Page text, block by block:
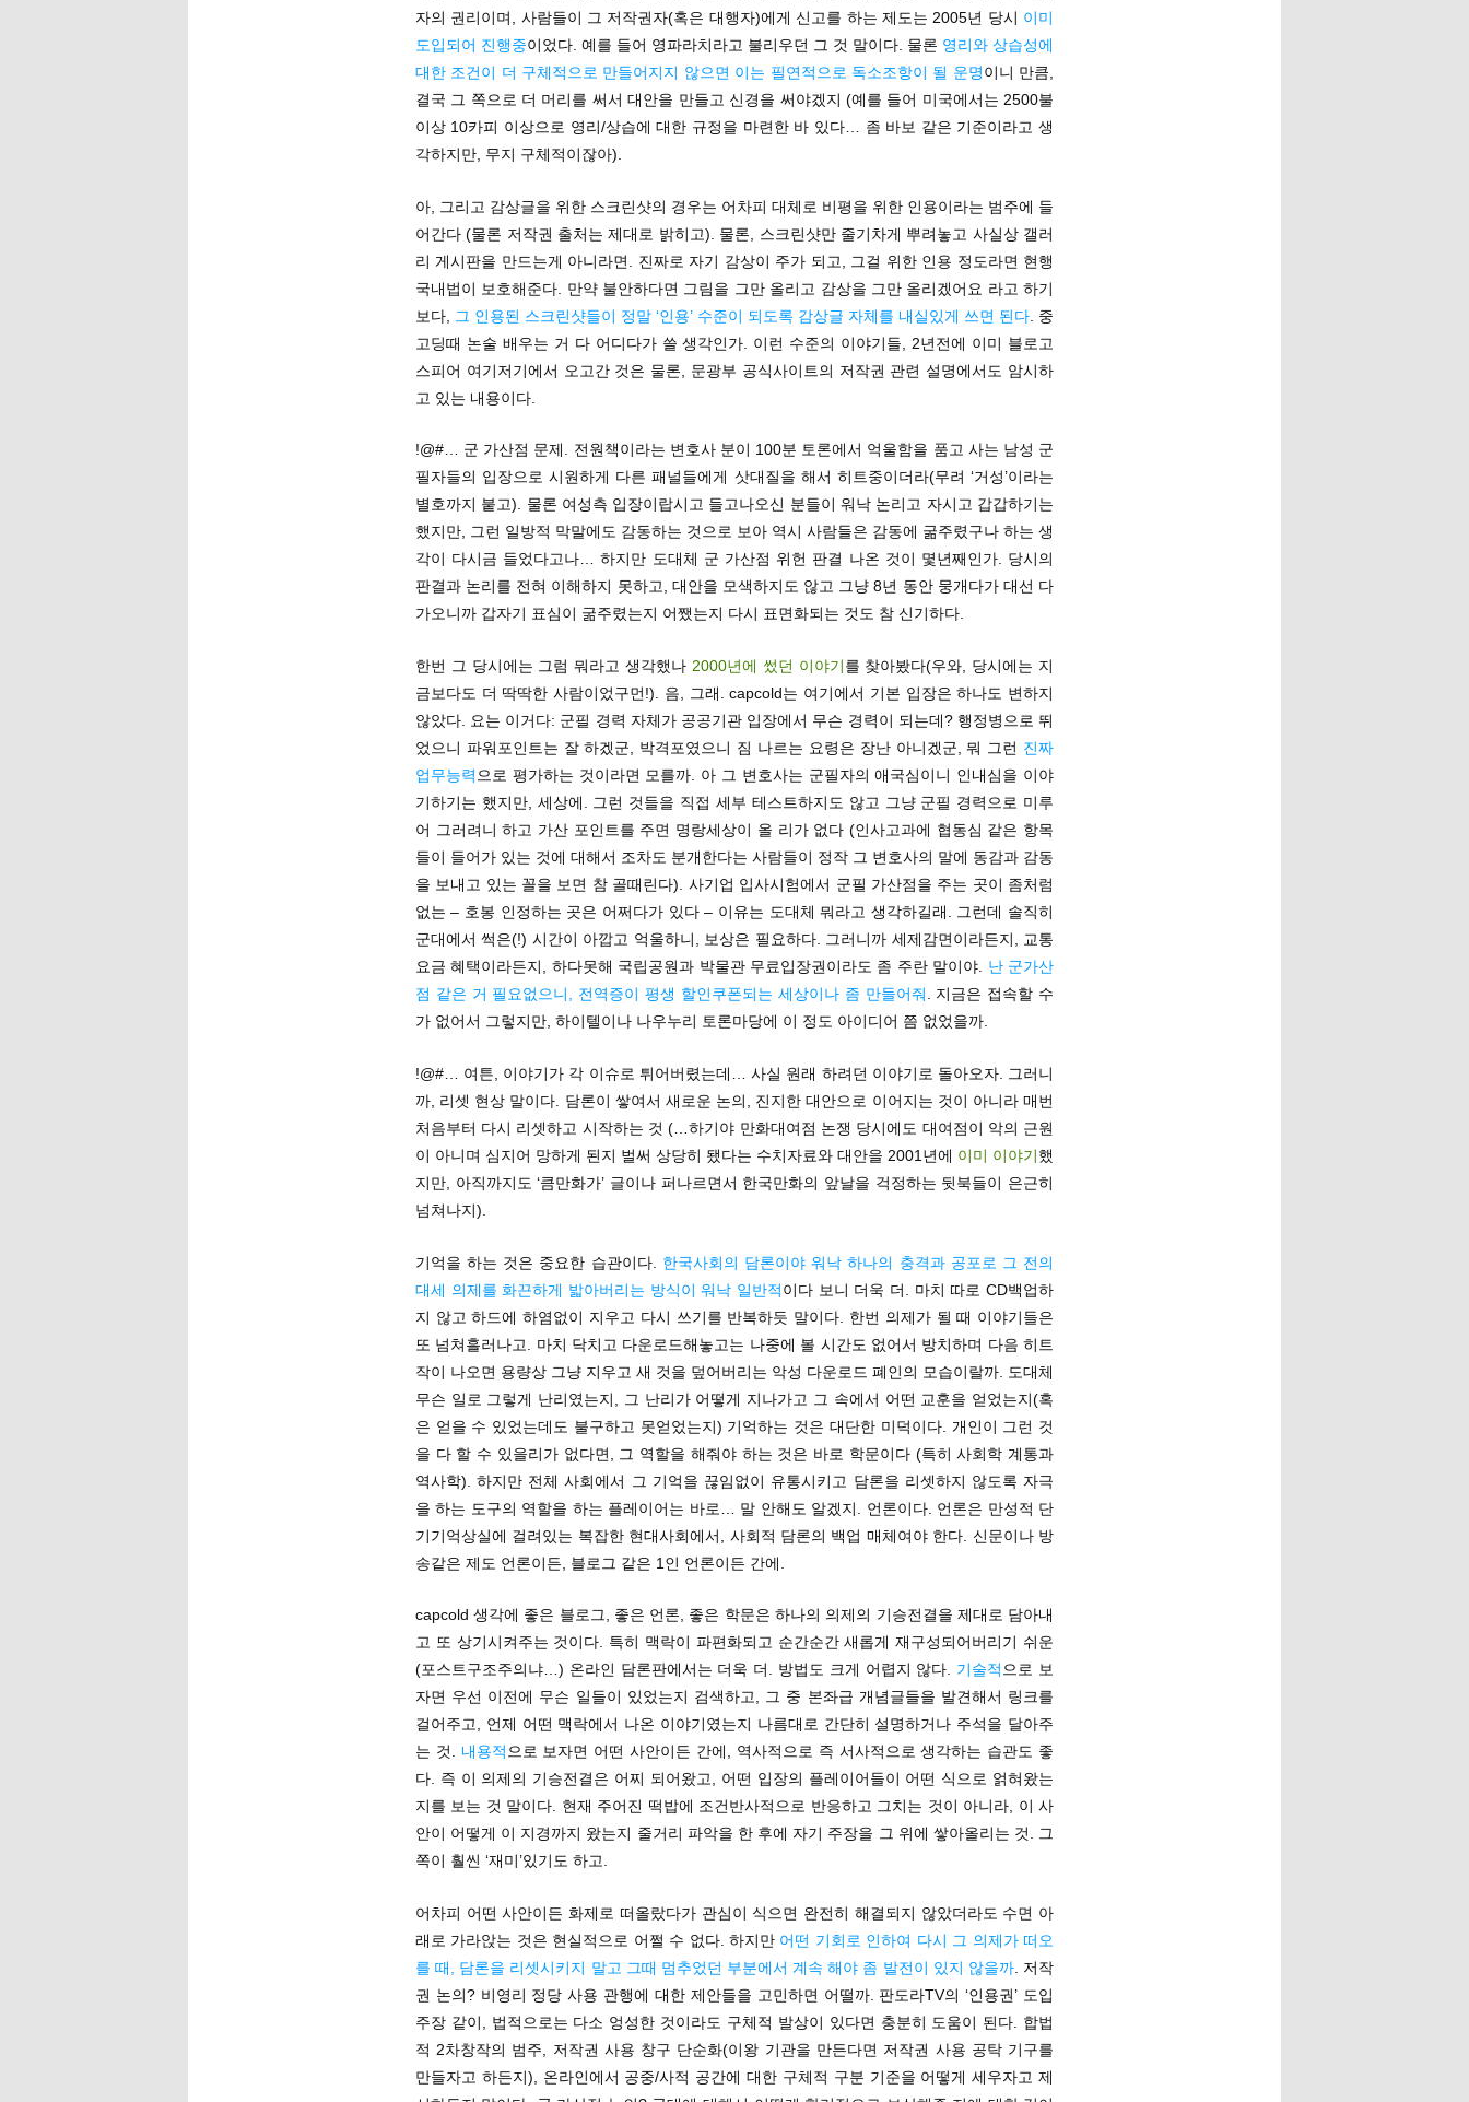
자의 권리이며, 사람들이 그 저작권자(혹은 대행자)에게 신고를 하는 제도는 2005년 당시 이미
도입되어 진행중이었다. 예를 들어 영파라치라고 불리우던 그 것 말이다. 물론 영리와 상습성에
대한 조건이 더 구체적으로 만들어지지 않으면 이는 필연적으로 독소조항이 될 운명이니 만큼,
결국 그 쪽으로 더 머리를 써서 대안을 만들고 신경을 써야겠지 (예를 들어 미국에서는 2500불
이상 10카피 이상으로 영리/상습에 대한 규정을 마련한 바 있다… 좀 바보 같은 기준이라고 생
각하지만, 무지 구체적이잖아).
아, 그리고 감상글을 위한 스크린샷의 경우는 어차피 대체로 비평을 위한 인용이라는 범주에 들
어간다 (물론 저작권 출처는 제대로 밝히고). 물론, 스크린샷만 줄기차게 뿌려놓고 사실상 갤러
리 게시판을 만드는게 아니라면. 진짜로 자기 감상이 주가 되고, 그걸 위한 인용 정도라면 현행
국내법이 보호해준다. 만약 불안하다면 그림을 그만 올리고 감상을 그만 올리겠어요 라고 하기
보다,
그 인용된 스크린샷들이 정말 ‘인용’ 수준이 되도록 감상글 자체를 내실있게 쓰면 된다 . 중
고딩때 논술 배우는 거 다 어디다가 쓸 생각인가. 이런 수준의 이야기들, 2년전에 이미 블로고
스피어 여기저기에서 오고간 것은 물론, 문광부 공식사이트의 저작권 관련 설명에서도 암시하
고 있는 내용이다.
!@#… 군 가산점 문제. 전원책이라는 변호사 분이 100분 토론에서 억울함을 품고 사는 남성 군
필자들의 입장으로 시원하게 다른 패널들에게 삿대질을 해서 히트중이더라(무려 ‘거성’이라는
별호까지 붙고). 물론 여성측 입장이랍시고 들고나오신 분들이 워낙 논리고 자시고 갑갑하기는
했지만, 그런 일방적 막말에도 감동하는 것으로 보아 역시 사람들은 감동에 굶주렸구나 하는 생
각이 다시금 들었다고나… 하지만 도대체 군 가산점 위헌 판결 나온 것이 몇년째인가. 당시의
판결과 논리를 전혀 이해하지 못하고, 대안을 모색하지도 않고 그냥 8년 동안 뭉개다가 대선 다
가오니까 갑자기 표심이 굶주렸는지 어쨌는지 다시 표면화되는 것도 참 신기하다.
한번 그 당시에는 그럼 뭐라고 생각했나 2000년에 썼던 이야기를 찾아봤다(우와, 당시에는 지
금보다도 더 딱딱한 사람이었구먼!). 음, 그래. capcold는 여기에서 기본 입장은 하나도 변하지
않았다. 요는 이거다: 군필 경력 자체가 공공기관 입장에서 무슨 경력이 되는데? 행정병으로 뛰
었으니 파워포인트는 잘 하겠군, 박격포였으니 짐 나르는 요령은 장난 아니겠군, 뭐 그런 진짜
업무능력 으로 평가하는 것이라면 모를까. 아 그 변호사는 군필자의 애국심이니 인내심을 이야
기하기는 했지만, 세상에. 그런 것들을 직접 세부 테스트하지도 않고 그냥 군필 경력으로 미루
어 그러려니 하고 가산 포인트를 주면 명랑세상이 올 리가 없다 (인사고과에 협동심 같은 항목
들이 들어가 있는 것에 대해서 조차도 분개한다는 사람들이 정작 그 변호사의 말에 동감과 감동
을 보내고 있는 꼴을 보면 참 골때린다). 사기업 입사시험에서 군필 가산점을 주는 곳이 좀처럼
없는 – 호봉 인정하는 곳은 어쩌다가 있다 – 이유는 도대체 뭐라고 생각하길래. 그런데 솔직히
군대에서 썩은(!) 시간이 아깝고 억울하니, 보상은 필요하다. 그러니까 세제감면이라든지, 교통
요금 혜택이라든지, 하다못해 국립공원과 박물관 무료입장권이라도 좀 주란 말이야. 난 군가산
점 같은 거 필요없으니, 전역증이 평생 할인쿠폰되는 세상이나 좀 만들어줘 . 지금은 접속할 수
가 없어서 그렇지만, 하이텔이나 나우누리 토론마당에 이 정도 아이디어 쯤 없었을까.
!@#… 여튼, 이야기가 각 이슈로 튀어버렸는데… 사실 원래 하려던 이야기로 돌아오자. 그러니
까, 리셋 현상 말이다. 담론이 쌓여서 새로운 논의, 진지한 대안으로 이어지는 것이 아니라 매번
처음부터 다시 리셋하고 시작하는 것 (…하기야 만화대여점 논쟁 당시에도 대여점이 악의 근원
이 아니며 심지어 망하게 된지 벌써 상당히 됐다는 수치자료와 대안을 2001년에 이미 이야기했
지만, 아직까지도 ‘큼만화가’ 글이나 퍼나르면서 한국만화의 앞날을 걱정하는 뒷북들이 은근히
넘쳐나지).
기억을 하는 것은 중요한 습관이다. 한국사회의 담론이야 워낙 하나의 충격과 공포로 그 전의
대세 의제를 화끈하게 밟아버리는 방식이 워낙 일반적이다 보니 더욱 더. 마치 따로 CD백업하
지 않고 하드에 하염없이 지우고 다시 쓰기를 반복하듯 말이다. 한번 의제가 될 때 이야기들은
또 넘쳐흘러나고. 마치 닥치고 다운로드해놓고는 나중에 볼 시간도 없어서 방치하며 다음 히트
작이 나오면 용량상 그냥 지우고 새 것을 덮어버리는 악성 다운로드 폐인의 모습이랄까. 도대체
무슨 일로 그렇게 난리였는지, 그 난리가 어떻게 지나가고 그 속에서 어떤 교훈을 얻었는지(혹
은 얻을 수 있었는데도 불구하고 못얻었는지) 기억하는 것은 대단한 미덕이다. 개인이 그런 것
을 다 할 수 있을리가 없다면, 그 역할을 해줘야 하는 것은 바로 학문이다 (특히 사회학 계통과
역사학). 하지만 전체 사회에서 그 기억을 끊임없이 유통시키고 담론을 리셋하지 않도록 자극
을 하는 도구의 역할을 하는 플레이어는 바로… 말 안해도 알겠지. 언론이다. 언론은 만성적 단
기기억상실에 걸려있는 복잡한 현대사회에서, 사회적 담론의 백업 매체여야 한다. 신문이나 방
송같은 제도 언론이든, 블로그 같은 1인 언론이든 간에.
capcold 생각에 좋은 블로그, 좋은 언론, 좋은 학문은 하나의 의제의 기승전결을 제대로 담아내
고 또 상기시켜주는 것이다. 특히 맥락이 파편화되고 순간순간 새롭게 재구성되어버리기 쉬운
(포스트구조주의냐…) 온라인 담론판에서는 더욱 더. 방법도 크게 어렵지 않다. 기술적으로 보
자면 우선 이전에 무슨 일들이 있었는지 검색하고, 그 중 본좌급 개념글들을 발견해서 링크를
걸어주고, 언제 어떤 맥락에서 나온 이야기였는지 나름대로 간단히 설명하거나 주석을 달아주
는 것. 내용적으로 보자면 어떤 사안이든 간에, 역사적으로 즉 서사적으로 생각하는 습관도 좋
다. 즉 이 의제의 기승전결은 어찌 되어왔고, 어떤 입장의 플레이어들이 어떤 식으로 얽혀왔는
지를 보는 것 말이다. 현재 주어진 떡밥에 조건반사적으로 반응하고 그치는 것이 아니라, 이 사
안이 어떻게 이 지경까지 왔는지 줄거리 파악을 한 후에 자기 주장을 그 위에 쌓아올리는 것. 그
쪽이 훨씬 ‘재미’있기도 하고.
어차피 어떤 사안이든 화제로 떠올랐다가 관심이 식으면 완전히 해결되지 않았더라도 수면 아
래로 가라앉는 것은 현실적으로 어쩔 수 없다. 하지만 어떤 기회로 인하여 다시 그 의제가 떠오
를 때, 담론을 리셋시키지 말고 그때 멈추었던 부분에서 계속 해야 좀 발전이 있지 않을까. 저작
권 논의? 비영리 정당 사용 관행에 대한 제안들을 고민하면 어떨까. 판도라TV의 ‘인용권’ 도입
주장 같이, 법적으로는 다소 엉성한 것이라도 구체적 발상이 있다면 충분히 도움이 된다. 합법
적 2차창작의 범주, 저작권 사용 창구 단순화(이왕 기관을 만든다면 저작권 사용 공탁 기구를
만들자고 하든지), 온라인에서 공중/사적 공간에 대한 구체적 구분 기준을 어떻게 세우자고 제